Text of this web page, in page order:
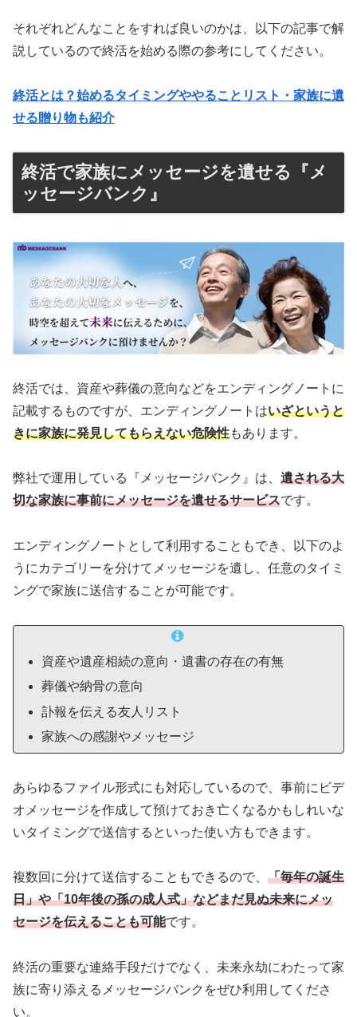
それぞれどんなことをすれば良いのかは、以下の記事で解
説しているので終活を始める際の参考にしてください。
終活とは？始めるタイミングややることリスト・家族に遺
せる贈り物も紹介
終活で家族にメッセージを遺せる『メ
ッセージバンク』
終活では、資産や葬儀の意向などをエンディングノートに
記載するものですが、エンディングノートはいざというと
きに家族に発見してもらえない危険性もあります。
弊社で運用している『メッセージバンク』は、 遺される大
切な家族に事前にメッセージを遺せるサービスです。
エンディングノートとして利用することもでき、以下のよ
うにカテゴリーを分けてメッセージを遺し、任意のタイミ
ングで家族に送信することが可能です。
資産や遺産相続の意向・遺書の存在の有無
葬儀や納骨の意向
訃報を伝える友人リスト
家族への感謝やメッセージ
あらゆるファイル形式にも対応しているので、事前にビデ
オメッセージを作成して預けておき亡くなるかもしれいな
いタイミングで送信するといった使い方もできます。
複数回に分けて送信することもできるので、 「毎年の誕生
日」や「10年後の孫の成人式」などまだ見ぬ未来にメッ
セージを伝えることも可能です。
終活の重要な連絡手段だけでなく、未来永劫にわたって家
族に寄り添えるメッセージバンクをぜひ利用してくださ
い。